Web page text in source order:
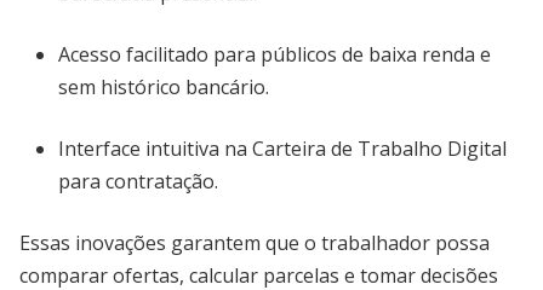
Acesso facilitado para públicos de baixa renda e
sem histórico bancário.
Interface intuitiva na Carteira de Trabalho Digital
para contratação.
Essas inovações garantem que o trabalhador possa
comparar ofertas, calcular parcelas e tomar decisões